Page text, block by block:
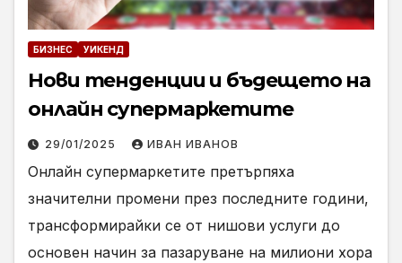
БИЗНЕС УИКЕНД
Нови тенденции и бъдещето на
онлайн супермаркетите
29/01/2025 ИВАН ИВАНОВ
Онлайн супермаркетите претърпяха
значителни промени през последните години,
трансформирайки се от нишови услуги до
основен начин за пазаруване на милиони хора